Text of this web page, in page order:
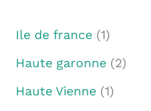
Ile de france (1)
Haute garonne (2)
Haute Vienne (1)